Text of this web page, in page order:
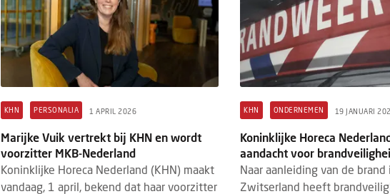
KHN PERSONALIA 1 APRIL 2026
Marijke Vuik vertrekt bij KHN en wordt
voorzitter MKB-Nederland
Koninklijke Horeca Nederland (KHN) maakt
vandaag, 1 april, bekend dat haar voorzitter
KHN ONDERNEMEN 19 JANUARI
Koninklijke Horeca
aandacht voor
Naar aanleiding van de brand
Zwitserland heeft